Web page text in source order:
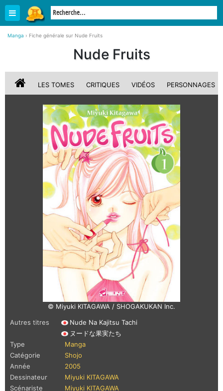
Manga › Fiche générale sur Nude Fruits
Nude Fruits
LES TOMES CRITIQUES VIDÉOS PERSONNAGES
© Miyuki KITAGAWA / SHOGAKUKAN Inc.
Autres titres
Nude Na Kajitsu Tachi
ヌードな果実たち
Type
Manga
Catégorie
Shojo
Année
2005
Dessinateur
Miyuki KITAGAWA
Scénariste
Miyuki KITAGAWA